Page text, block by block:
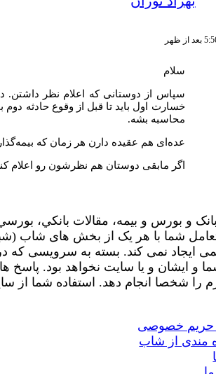
سلام
سپاس از دوستانی که اعلام نظر داشتن.
خسارت اول باید تا قبل از وقوع حادثه دوم
محاسبه بشه.
عده‌ای هم عقیده دارن هر زمان که
اگر مابقی دوستان هم نظرشون رو اعلام
بانک و بورس و بیمه، مقالات بانکي،
شما با هر یک از بخش های شاب (شبکه
ایجاد نمی کند. بسته به سرویسی که
و ایشان و یا سایت نخواهد بود.
خصوصی
مندی از شاب